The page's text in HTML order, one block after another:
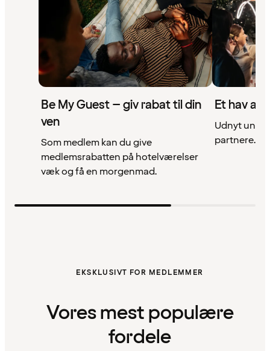
Be My Guest – giv rabat til din
ven
Som medlem kan du give
medlemsrabatten på hotelværelser
væk og få en morgenmad.
Et hav af
Udnyt
partnere.
EKSKLUSIVT FOR MEDLEMMER
Vores mest populære
fordele